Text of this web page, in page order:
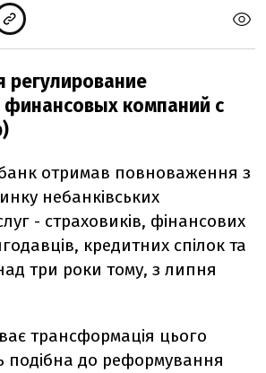
регулирование
финансовых компаний с
отримав повноваження з
небанківських
- страховиків, фінансових
кредитних спілок та
три роки тому, з липня
трансформація цього
подібна до реформування